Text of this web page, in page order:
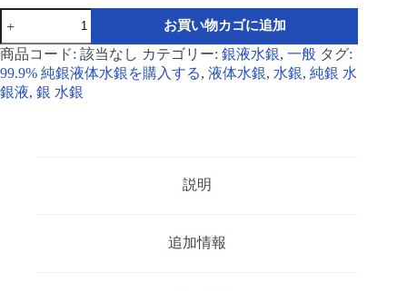
Pure
silver
liquid
Mercury
個
お買い物カゴに追加
商品コード: 該当なし カテゴリー: 銀液水銀, 一般 タグ:
99.9% 純銀液体水銀を購入する, 液体水銀, 水銀, 純銀 水
銀液, 銀 水銀
説明
追加情報